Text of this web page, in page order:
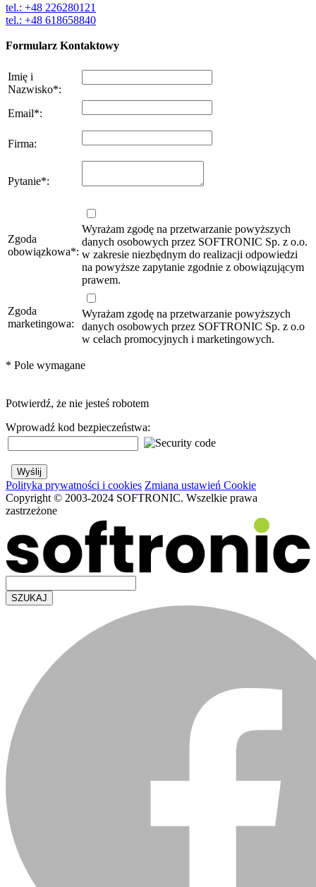
tel.: +48 226280121
tel.: +48 618658840
Formularz Kontaktowy
Imię i
Nazwisko*:
Email*:
Firma:
Pytanie*:
Zgoda
obowiązkowa*:
Wyrażam zgodę na przetwarzanie powyższych
danych osobowych przez SOFTRONIC Sp. z o.o.
w zakresie niezbędnym do realizacji odpowiedzi
na powyższe zapytanie zgodnie z obowiązującym
prawem.
Zgoda
marketingowa:
Wyrażam zgodę na przetwarzanie powyższych
danych osobowych przez SOFTRONIC Sp. z o.o
w celach promocyjnych i marketingowych.
* Pole wymagane
Potwierdź, że nie jesteś robotem
Wprowadź kod bezpieczeństwa:
Polityka prywatności i cookies Zmiana ustawień Cookie
Copyright © 2003-2024 SOFTRONIC. Wszelkie prawa
zastrzeżone